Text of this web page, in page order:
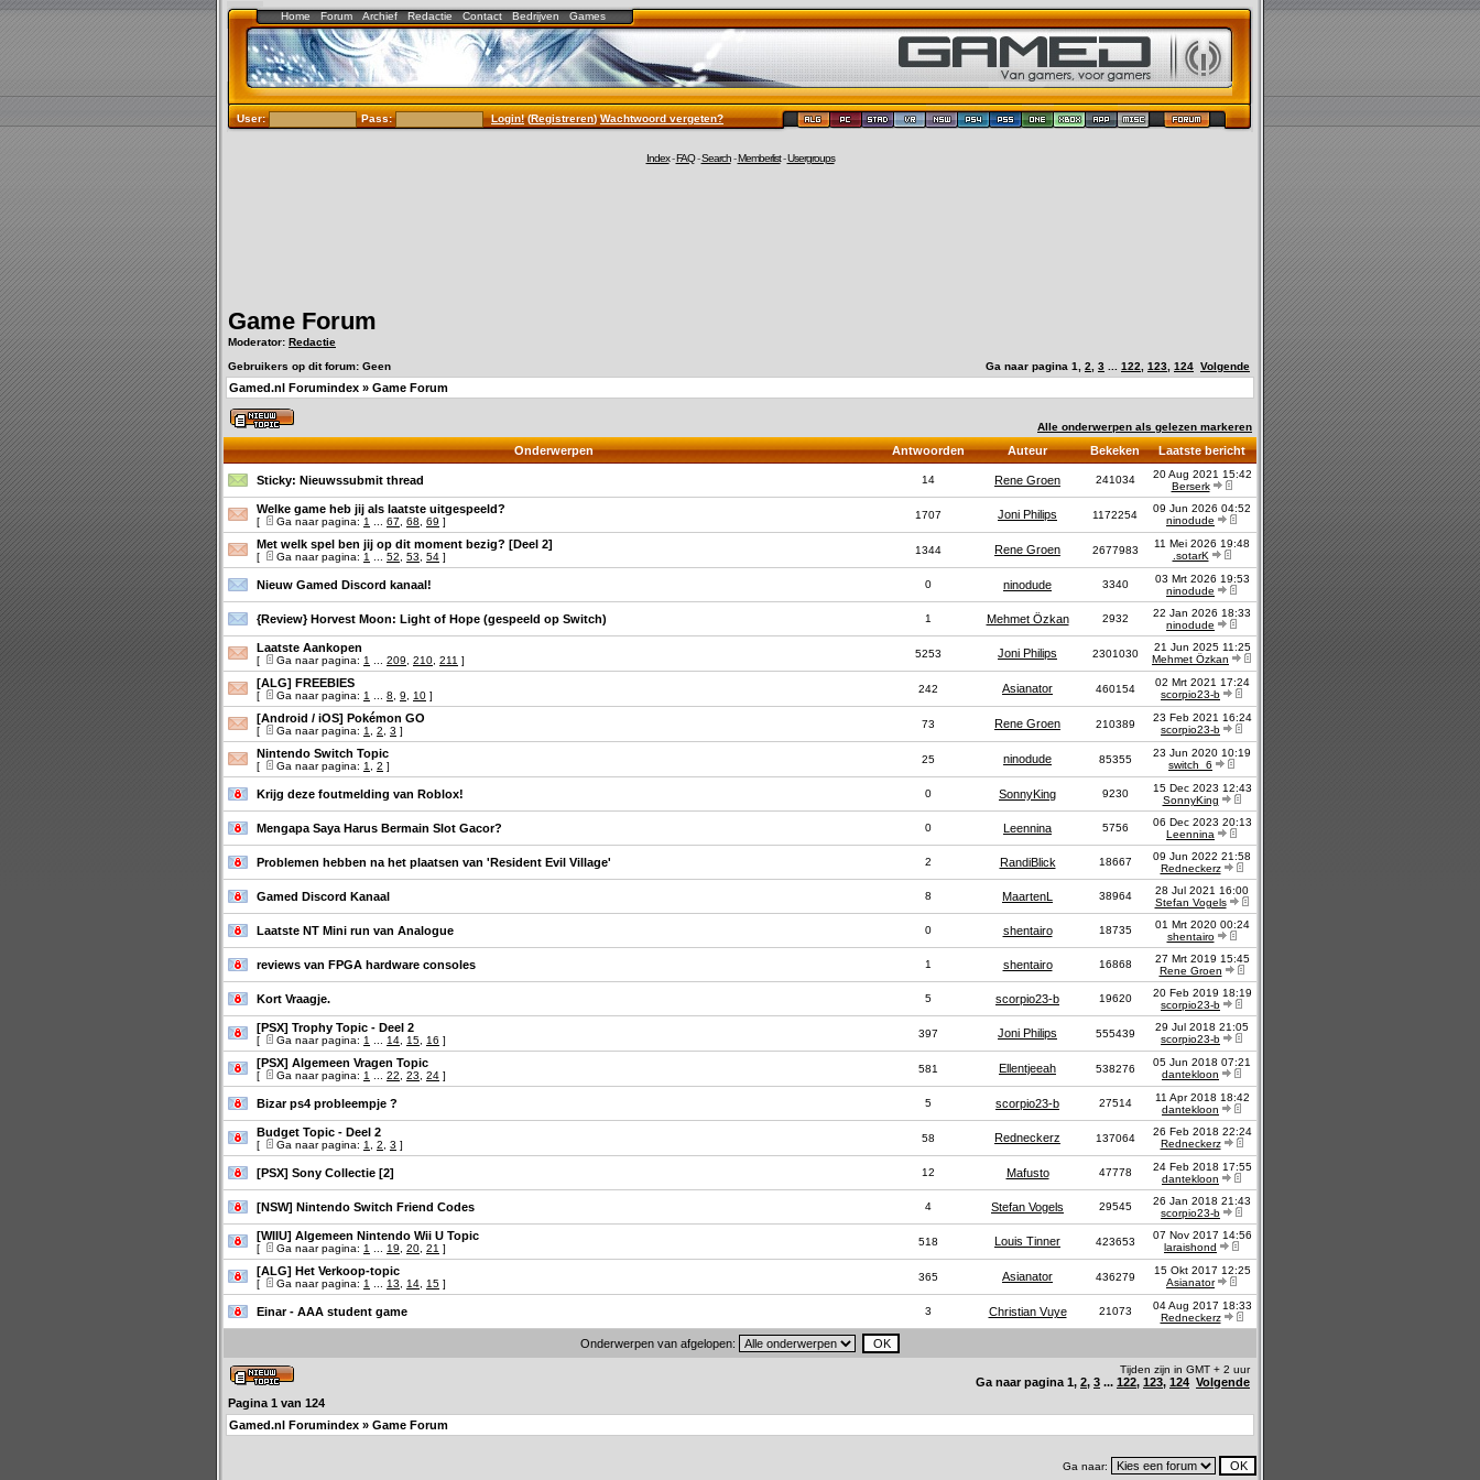
Home Forum Archief Redactie Contact Bedrijven Games
User: Pass: Login!(Registreren)Wachtwoord vergeten?
Index-FAQ-Search-Memberlist-Usergroups
Game Forum
Moderator: Redactie
Gebruikers op dit forum: Geen
Ga naar pagina 1 2 3 122 123 124 Volgende
Gamed.nl Forumindex » Game Forum
Alle onderwerpen als gelezen markeren
Onderwerpen Antwoorden Auteur Bekeken Laatste bericht
Sticky: Nieuwssubmit thread 14 Rene Groen 241034
20 Aug 2021 15:42
Berserk
Welke game heb jij als laatste uitgespeeld?
[ Ga naar pagina: 1 67 68 69 ]
1707 Joni Philips 1172254
09 Jun 2026 04:52
ninodude
Met welk spel ben jij op dit moment bezig? [Deel 2]
[ Ga naar pagina: 1 52 53 54 ]
1344 Rene Groen 2677983
11 Mei 2026 19:48
.sotarK
Nieuw Gamed Discord kanaal! 0 ninodude 3340
03 Mrt 2026 19:53
ninodude
{Review} Horvest Moon: Light of Hope (gespeeld op Switch) 1 Mehmet Özkan 2932
22 Jan 2026 18:33
ninodude
Laatste Aankopen
[ Ga naar pagina: 1 209 210 211 ]
5253 Joni Philips 2301030
21 Jun 2025 11:25
Mehmet Özkan
[ALG] FREEBIES
[ Ga naar pagina: 1 8 9 10 ]
242 Asianator 460154
02 Mrt 2021 17:24
scorpio23-b
[Android / iOS] Pokémon GO
[ Ga naar pagina: 1 2 3 ]
73 Rene Groen 210389
23 Feb 2021 16:24
scorpio23-b
Nintendo Switch Topic
[ Ga naar pagina: 1 2 ]
25 ninodude 85355
23 Jun 2020 10:19
switch_6
Krijg deze foutmelding van Roblox! 0 SonnyKing 9230
15 Dec 2023 12:43
SonnyKing
Mengapa Saya Harus Bermain Slot Gacor? 0 Leennina 5756
06 Dec 2023 20:13
Leennina
Problemen hebben na het plaatsen van 'Resident Evil Village' 2 RandiBlick 18667
09 Jun 2022 21:58
Redneckerz
Gamed Discord Kanaal 8 MaartenL 38964
28 Jul 2021 16:00
Stefan Vogels
Laatste NT Mini run van Analogue 0 shentairo 18735
01 Mrt 2020 00:24
shentairo
reviews van FPGA hardware consoles 1 shentairo 16868
27 Mrt 2019 15:45
Rene Groen
Kort Vraagje. 5 scorpio23-b 19620
20 Feb 2019 18:19
scorpio23-b
[PSX] Trophy Topic - Deel 2
[ Ga naar pagina: 1 14 15 16 ]
397 Joni Philips 555439
29 Jul 2018 21:05
scorpio23-b
[PSX] Algemeen Vragen Topic
[ Ga naar pagina: 1 22 23 24 ]
581 Ellentjeeah 538276
05 Jun 2018 07:21
dantekloon
Bizar ps4 probleempje ? 5 scorpio23-b 27514
11 Apr 2018 18:42
dantekloon
Budget Topic - Deel 2
[ Ga naar pagina: 1 2 3 ]
58 Redneckerz 137064
26 Feb 2018 22:24
Redneckerz
[PSX] Sony Collectie [2] 12 Mafusto 47778
24 Feb 2018 17:55
dantekloon
[NSW] Nintendo Switch Friend Codes 4 Stefan Vogels 29545
26 Jan 2018 21:43
scorpio23-b
[WIIU] Algemeen Nintendo Wii U Topic
[ Ga naar pagina: 1 19 20 21 ]
518 Louis Tinner 423653
07 Nov 2017 14:56
laraishond
[ALG] Het Verkoop-topic
[ Ga naar pagina: 1 13 14 15 ]
365 Asianator 436279
15 Okt 2017 12:25
Asianator
Einar - AAA student game 3 Christian Vuye 21073
04 Aug 2017 18:33
Redneckerz
Onderwerpen van afgelopen:
Tijden zijn in GMT + 2 uur
Ga naar pagina 1, 2, 3 ... 122, 123, 124 Volgende
Pagina 1 van 124
Gamed.nl Forumindex » Game Forum
Ga naar: